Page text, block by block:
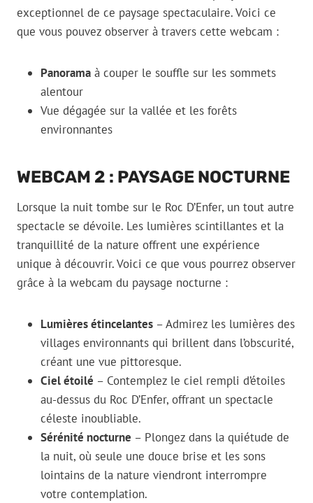
exceptionnel de ce paysage spectaculaire. Voici ce
que vous pouvez observer à travers cette webcam :
Panorama à couper le souffle sur les sommets
alentour
Vue dégagée sur la vallée et les forêts
environnantes
WEBCAM 2 : PAYSAGE NOCTURNE
Lorsque la nuit tombe sur le Roc D’Enfer, un tout autre
spectacle se dévoile. Les lumières scintillantes et la
tranquillité de la nature offrent une expérience
unique à découvrir. Voici ce que vous pourrez observer
grâce à la webcam du paysage nocturne :
Lumières étincelantes – Admirez les lumières des
villages environnants qui brillent dans l’obscurité,
créant une vue pittoresque.
Ciel étoilé – Contemplez le ciel rempli d’étoiles
au-dessus du Roc D’Enfer, offrant un spectacle
céleste inoubliable.
Sérénité nocturne – Plongez dans la quiétude de
la nuit, où seule une douce brise et les sons
lointains de la nature viendront interrompre
votre contemplation.